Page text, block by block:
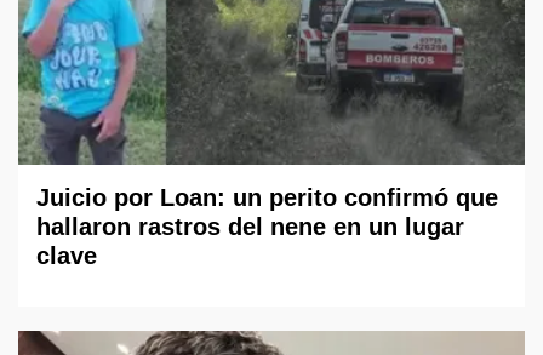
Juicio por Loan: un perito confirmó que
hallaron rastros del nene en un lugar
clave